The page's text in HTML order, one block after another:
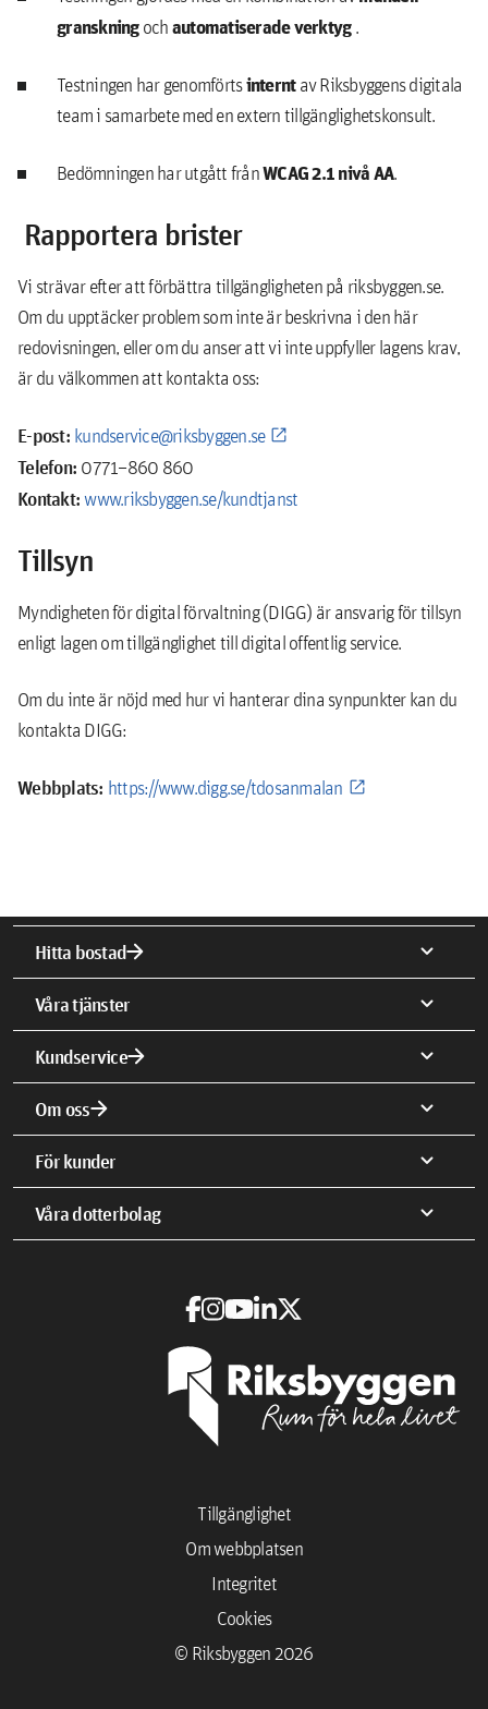
granskningochautomatiserade verktyg.
Testningen har genomförtsinterntav Riksbyggens digitala
team i samarbete med en extern tillgänglighetskonsult.
Bedömningen har utgått frånWCAG 2.1 nivå AA.
Rapportera brister
Vi strävar efter att förbättra tillgängligheten på riksbyggen.se.
Om du upptäcker problem som inte är beskrivna i den här
redovisningen, eller om du anser att vi inte uppfyller lagens krav,
är du välkommen att kontakta oss:
E-post: kundservice@riksbyggen.se
Telefon: 0771–860 860
Kontakt:www.riksbyggen.se/kundtjanst
Tillsyn
Myndigheten för digital förvaltning (DIGG) är ansvarig för tillsyn
enligt lagen om tillgänglighet till digital offentlig service.
Om du inte är nöjd med hur vi hanterar dina synpunkter kan du
kontakta DIGG:
Webbplats: https://www.digg.se/tdosanmalan
Hitta bostadarrow_forward expand_more
Våra tjänster expand_more
Kundservicearrow_forward expand_more
Om ossarrow_forward expand_more
För kunder expand_more
Våra dotterbolag expand_more
© Riksbyggen 2026
Cookies
Integritet
Om webbplatsen
Tillgänglighet